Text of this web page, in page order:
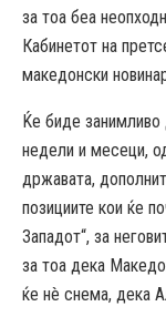
за тоа беа
Кабинетот на
македонски
Ќе биде
недели и месеци,
државата,
позициите кои ќе
Западот“, за
за тоа дека
ќе нè снема, дека